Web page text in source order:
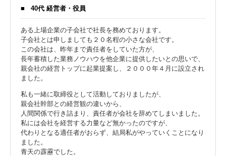
40代 経営者・役員
ある上場企業の子会社で社長を務めております。
子会社とは申しましても２０名程の小さな会社です。
この会社は、昨年まで責任者をしていた方が、
長年蓄積した業務ノウハウを他企業に提供したいとの思いで、
親会社の経営トップに起業提案し、２０００年４月に設立され
ました。
私も一緒に取締役として活動しておりましたが、
親会社幹部との経営観の違いから、
人間関係で行き詰まり、責任者が会社を辞めてしまいました。
私には会社を経営する力量など無かったのですが、
代わりとなる適任者がおらず、結局私がやっていくことになり
ました。
青天の霹靂でした。